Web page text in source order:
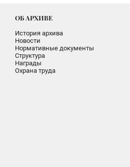
ОБ АРХИВЕ
История архива
Новости
Нормативные документы
Структура
Награды
Охрана труда